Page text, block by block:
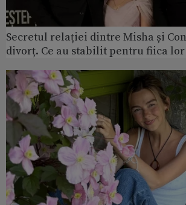
Secretul relației dintre Misha și
divorț. Ce au stabilit pentru fiica lor